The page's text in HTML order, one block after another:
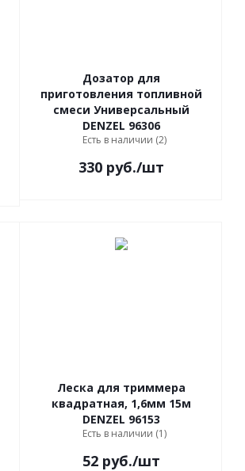
Дозатор для
приготовления топливной
смеси Универсальный
DENZEL 96306
Есть в наличии (2)
330руб./шт
Леска для триммера
квадратная, 1,6мм 15м
DENZEL 96153
Есть в наличии (1)
52руб./шт